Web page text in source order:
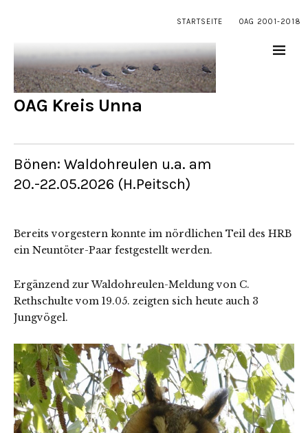
STARTSEITE OAG 2001-2018
OAG Kreis Unna
Bönen: Waldohreulen u.a. am
20.-22.05.2026 (H.Peitsch)
Bereits vorgestern konnte im nördlichen Teil des HRB
ein Neuntöter-Paar festgestellt werden.
Ergänzend zur Waldohreulen-Meldung von C.
Rethschulte vom 19.05. zeigten sich heute auch 3
Jungvögel.